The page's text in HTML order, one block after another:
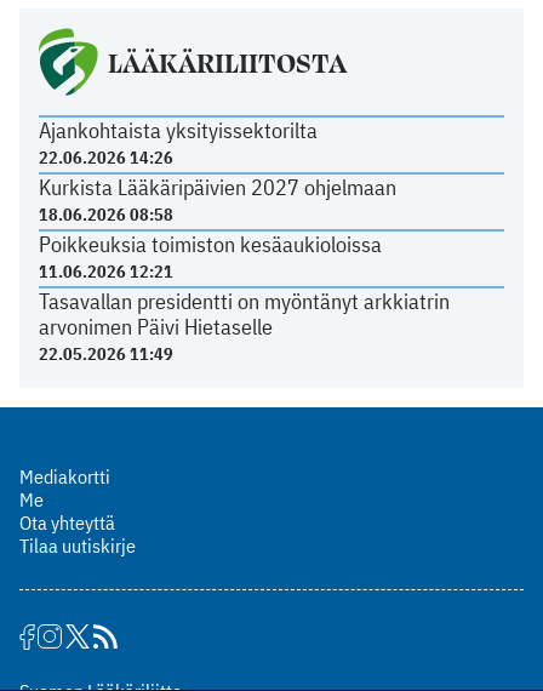
LÄÄKÄRILIITOSTA
Ajankohtaista yksityissektorilta
22.06.2026 14:26
Kurkista Lääkäripäivien 2027 ohjelmaan
18.06.2026 08:58
Poikkeuksia toimiston kesäaukioloissa
11.06.2026 12:21
Tasavallan presidentti on myöntänyt arkkiatrin
arvonimen Päivi Hietaselle
22.05.2026 11:49
Mediakortti
Me
Ota yhteyttä
Tilaa uutiskirje